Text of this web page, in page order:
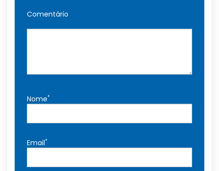
Comentário
Nome*
Email*